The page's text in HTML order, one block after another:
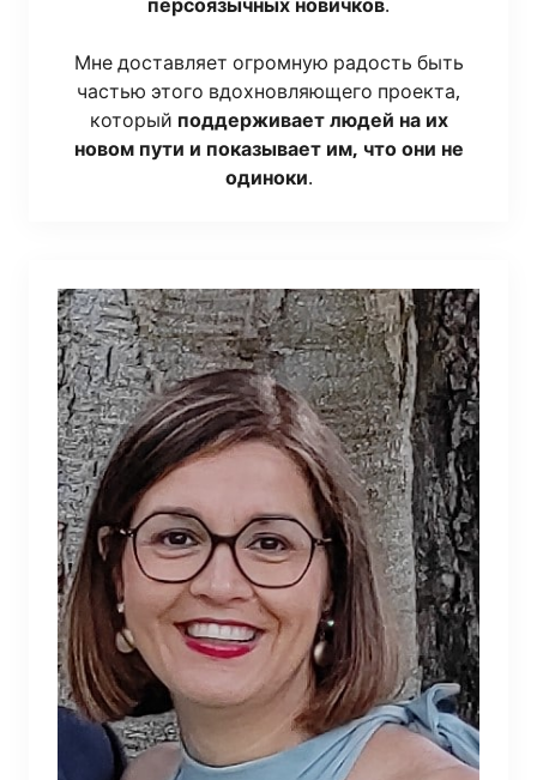
Мне достав­ля­ет огром­ную радость быть
частью это­го вдох­нов­ля­ю­ще­го про­ек­та,
кото­рый под­дер­жи­ва­ет людей на их
новом пути и пока­зы­ва­ет им, что они не
оди­но­ки.